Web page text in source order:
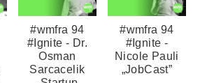
#wmfra 94
#Ignite - Dr.
Osman
Sarcacelik
#wmfra 94
#Ignite -
Nicole Pauli
„JobCast”